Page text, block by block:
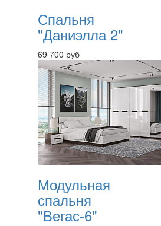
Спальня
"Даниэлла 2"
69 700 руб
Модульная
спальня
"Вегас-6"